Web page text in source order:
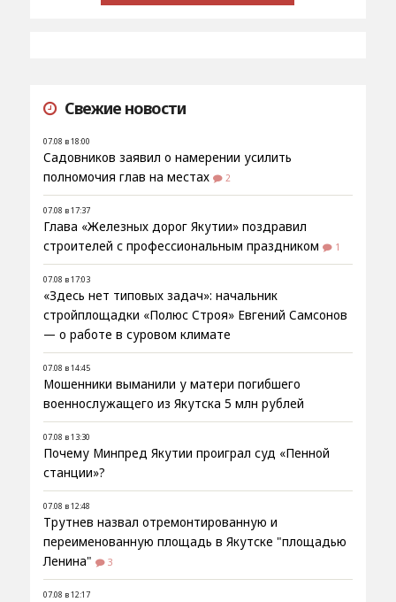
Свежие новости
07.08 в 18:00
Садовников заявил о намерении усилить
полномочия глав на местах
2
07.08 в 17:37
Глава «Железных дорог Якутии» поздравил
строителей с профессиональным праздником
1
07.08 в 17:03
«Здесь нет типовых задач»: начальник
стройплощадки «Полюс Строя» Евгений Самсонов
— о работе в суровом климате
07.08 в 14:45
Мошенники выманили у матери погибшего
военнослужащего из Якутска 5 млн рублей
07.08 в 13:30
Почему Минпред Якутии проиграл суд «Пенной
станции»?
07.08 в 12:48
Трутнев назвал отремонтированную и
переименованную площадь в Якутске "площадью
Ленина"
3
07.08 в 12:17